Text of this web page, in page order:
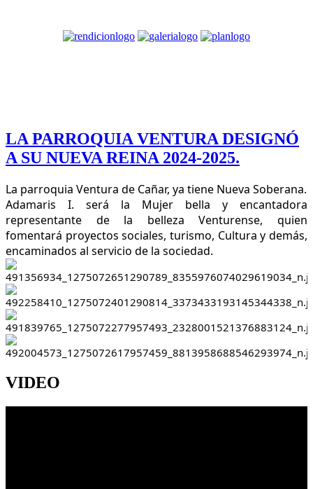
LA PARROQUIA VENTURA DESIGNÓ
A SU NUEVA REINA 2024-2025.
La parroquia Ventura de Cañar, ya tiene Nueva Soberana.
Adamaris I. será la Mujer bella y encantadora
representante de la belleza Venturense, quien
fomentará proyectos sociales, turismo, Cultura y demás,
encaminados al servicio de la sociedad.
VIDEO